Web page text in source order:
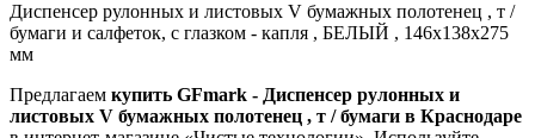
Диспенсер рулонных и листовых V бумажных полотенец , т /
бумаги и салфеток, с глазком - капля , БЕЛЫЙ , 146х138х275
мм
Предлагаем купить GFmark - Диспенсер рулонных и
листовых V бумажных полотенец , т / бумаги в Краснодаре